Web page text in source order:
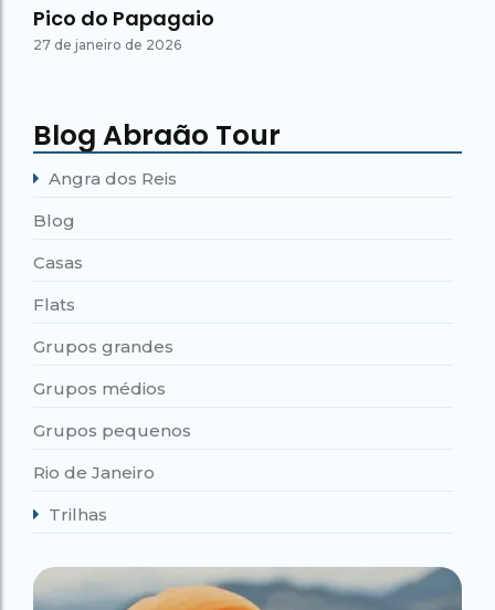
Pico do Papagaio
27 de janeiro de 2026
Blog Abraão Tour
Angra dos Reis
Blog
Casas
Flats
Grupos grandes
Grupos médios
Grupos pequenos
Rio de Janeiro
Trilhas